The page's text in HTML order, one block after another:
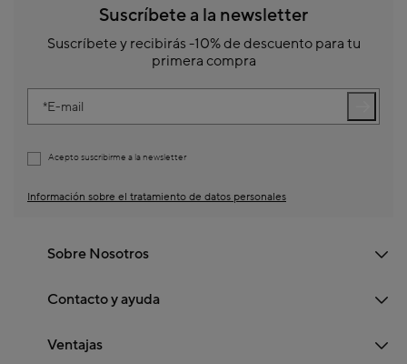
Suscríbete a la newsletter
Suscríbete y recibirás -10% de descuento para tu
primera compra
E-mail
Acepto suscribirme a la newsletter
Información sobre el tratamiento de datos personales
Sobre Nosotros
Contacto y ayuda
Ventajas